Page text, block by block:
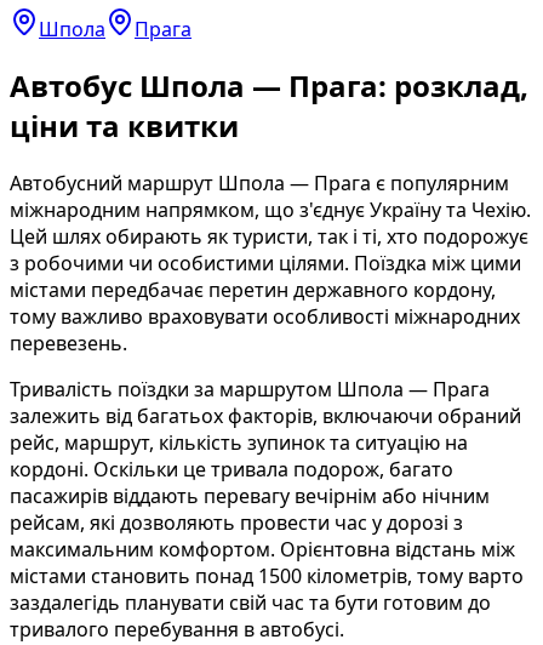
Шпола Прага
Автобус Шпола — Прага: розклад,
ціни та квитки
Автобусний маршрут Шпола — Прага є популярним
міжнародним напрямком, що з'єднує Україну та Чехію.
Цей шлях обирають як туристи, так і ті, хто подорожує
з робочими чи особистими цілями. Поїздка між цими
містами передбачає перетин державного кордону,
тому важливо враховувати особливості міжнародних
перевезень.
Тривалість поїздки за маршрутом Шпола — Прага
залежить від багатьох факторів, включаючи обраний
рейс, маршрут, кількість зупинок та ситуацію на
кордоні. Оскільки це тривала подорож, багато
пасажирів віддають перевагу вечірнім або нічним
рейсам, які дозволяють провести час у дорозі з
максимальним комфортом. Орієнтовна відстань між
містами становить понад 1500 кілометрів, тому варто
заздалегідь планувати свій час та бути готовим до
тривалого перебування в автобусі.